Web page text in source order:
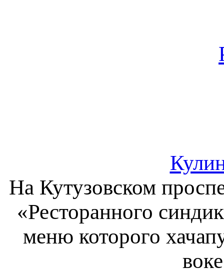
На Кутузовском
«Ресторанного
меню которого